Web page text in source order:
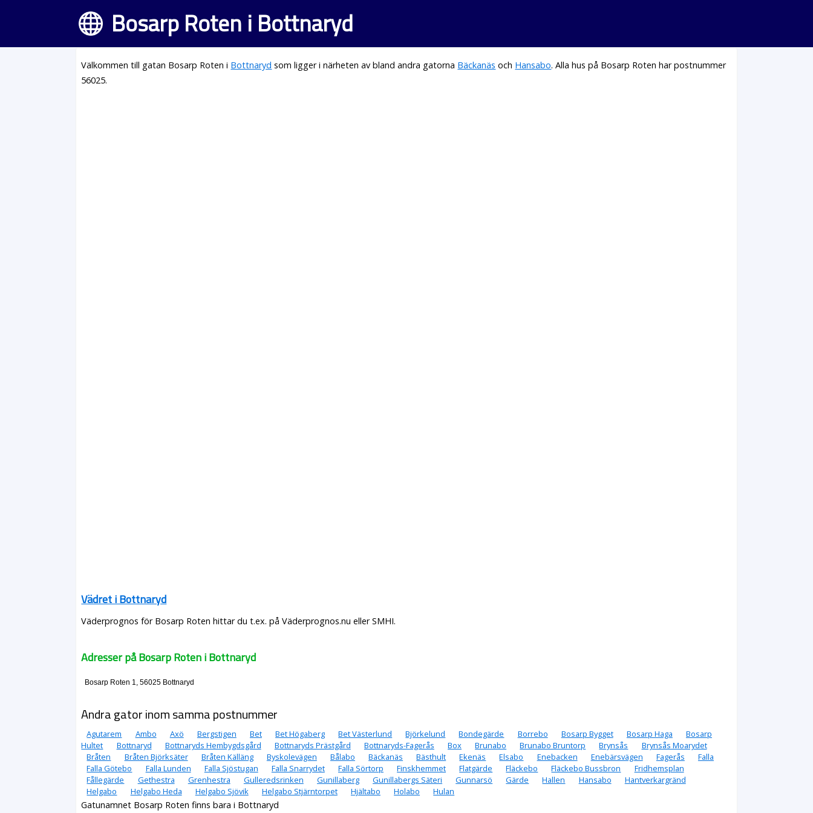
Bosarp Roten i Bottnaryd
Välkommen till gatan Bosarp Roten i Bottnaryd som ligger i närheten av bland andra gatorna Bäckanäs och Hansabo. Alla hus på Bosarp Roten har postnummer
56025.
Vädret i Bottnaryd
Väderprognos för Bosarp Roten hittar du t.ex. på Väderprognos.nu eller SMHI.
Adresser på Bosarp Roten i Bottnaryd
Bosarp Roten 1, 56025 Bottnaryd
Andra gator inom samma postnummer
Agutarem Ambo Axö Bergstigen Bet Bet Högaberg Bet Västerlund Björkelund Bondegärde Borrebo Bosarp Bygget Bosarp Haga
Bosarp
Hultet
Bottnaryd Bottnaryds Hembygdsgård Bottnaryds Prästgård Bottnaryds-Fagerås Box Brunabo Brunabo Bruntorp Brynsås
Brynsås Moarydet
Bråten
Bråten Björksäter Bråten Källäng Byskolevägen Bålabo Bäckanäs Bästhult Ekenäs Elsabo Enebacken Enebärsvägen Fagerås
Falla
Falla Götebo
Falla Lunden Falla Sjöstugan Falla Snarrydet Falla Sörtorp Finskhemmet Flatgärde Fläckebo Fläckebo Bussbron
Fridhemsplan
Fållegärde
Gethestra Grenhestra Gulleredsrinken Gunillaberg Gunillabergs Säteri Gunnarsö Gärde Hallen Hansabo
Hantverkargränd
Helgabo
Helgabo Heda Helgabo Sjövik Helgabo Stjärntorpet Hjältabo Holabo Hulan
Gatunamnet Bosarp Roten finns bara i Bottnaryd